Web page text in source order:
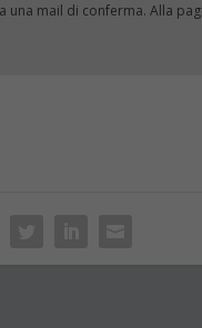
una mail di conferma. Alla